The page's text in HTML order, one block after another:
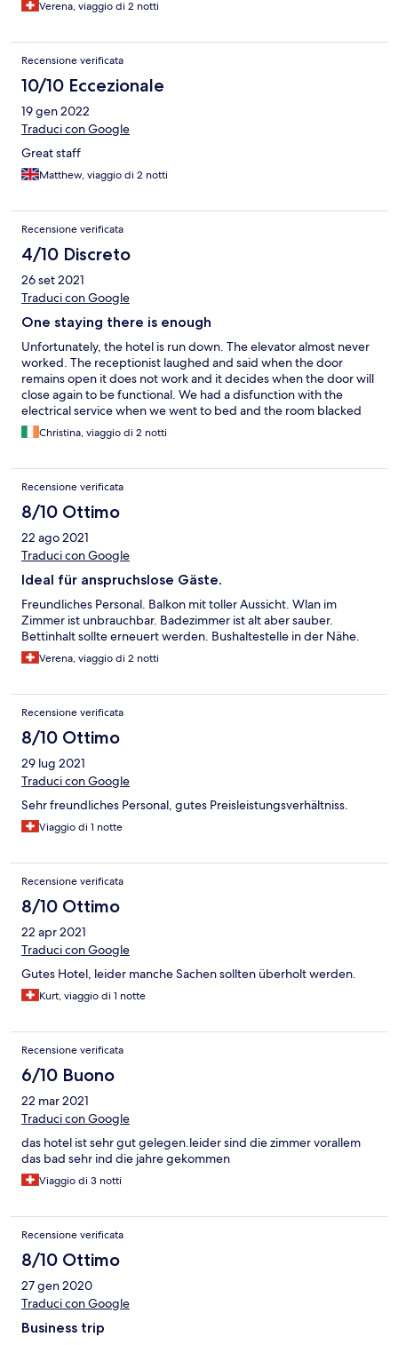
Verena, viaggio di 2 notti
Recensione verificata
10/10 Eccezionale
19 gen 2022
Traduci con Google
Great staff
Matthew, viaggio di 2 notti
Recensione verificata
4/10 Discreto
26 set 2021
Traduci con Google
One staying there is enough
Unfortunately, the hotel is run down. The elevator almost never
worked. The receptionist laughed and said when the door
remains open it does not work and it decides when the door will
close again to be functional. We had a disfunction with the
electrical service when we went to bed and the room blacked
out. Lucky the receptionist could reset the braker but left the
two night lights broken. We changed room the next day by the
locked from both sides. The maid showed us the trick. The
breakfast was good but there were not enough tables to
accommodate all the people around 9.30 am. Some had to wait
for a table. This hotel needs a complete overhaul, especially the
bathrooms and the carpeting which in our second room was
heavily stained.
Christina, viaggio di 2 notti
Recensione verificata
8/10 Ottimo
22 ago 2021
Traduci con Google
Ideal für anspruchslose Gäste.
Freundliches Personal. Balkon mit toller Aussicht. Wlan im
Zimmer ist unbrauchbar. Badezimmer ist alt aber sauber.
Bettinhalt sollte erneuert werden. Bushaltestelle in der Nähe.
Verena, viaggio di 2 notti
Recensione verificata
8/10 Ottimo
29 lug 2021
Traduci con Google
Sehr freundliches Personal, gutes Preisleistungsverhältniss.
Viaggio di 1 notte
Recensione verificata
8/10 Ottimo
22 apr 2021
Traduci con Google
Gutes Hotel, leider manche Sachen sollten überholt werden.
Kurt, viaggio di 1 notte
Recensione verificata
6/10 Buono
22 mar 2021
Traduci con Google
das hotel ist sehr gut gelegen.leider sind die zimmer vorallem
das bad sehr ind die jahre gekommen
Viaggio di 3 notti
Recensione verificata
8/10 Ottimo
27 gen 2020
Traduci con Google
Business trip